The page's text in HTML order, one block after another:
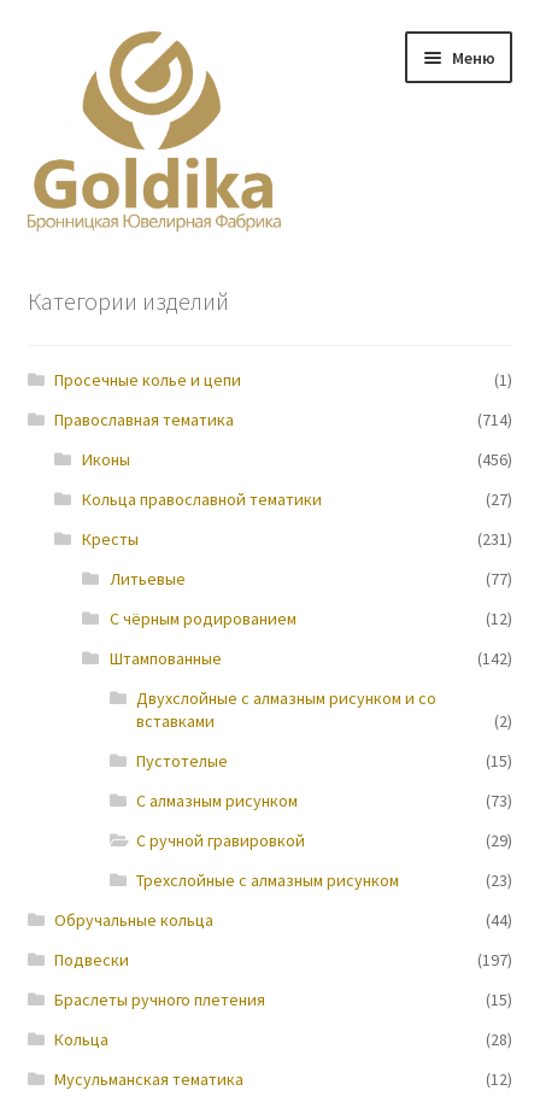
навигации
содержимому
Меню
Прайс-лист
Контакты
Новости
Категории изделий
Просечные колье и цепи
(1)
Православная тематика
(714)
Иконы
(456)
Кольца православной тематики
(27)
Кресты
(231)
Литьевые
(77)
С чёрным родированием
(12)
Штампованные
(142)
Двухслойные с алмазным рисунком и со
вставками
(2)
Пустотелые
(15)
С алмазным рисунком
(73)
С ручной гравировкой
(29)
Трехслойные с алмазным рисунком
(23)
Обручальные кольца
(44)
Подвески
(197)
Браслеты ручного плетения
(15)
Кольца
(28)
Мусульманская тематика
(12)